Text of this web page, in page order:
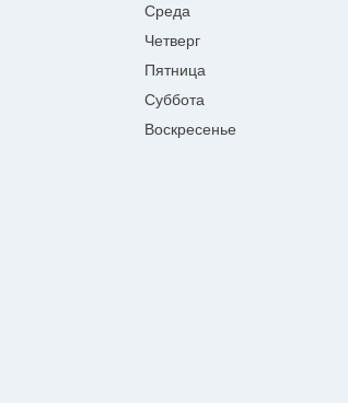
Среда
Четверг
Пятница
Суббота
Воскресенье